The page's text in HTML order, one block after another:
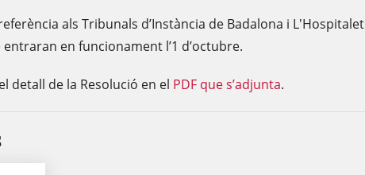
als Tribunals d’Instància de Badalona i L'Hospitalet
en funcionament l’1 d’octubre.
detall de la Resolució en el PDF que s’adjunta.